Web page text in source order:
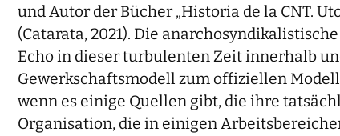
und Autor der Bücher „Historia de la CNT.
(Catarata, 2021). Die
Echo in dieser turbulenten Zeit innerhalb
Gewerkschaftsmodell zum offiziellen Modell
wenn es einige Quellen gibt, die ihre
Organisation, die in einigen